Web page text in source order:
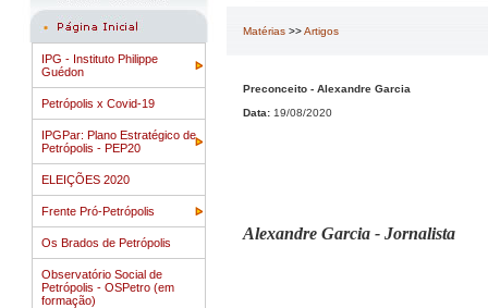
IPG - Instituto Philippe
Guédon
Petrópolis x Covid-19
IPGPar: Plano Estratégico de
Petrópolis - PEP20
ELEIÇÕES 2020
Frente Pró-Petrópolis
Os Brados de Petrópolis
Observatório Social de
Petrópolis - OSPetro (em
formação)
Matérias >>Artigos
Preconceito - Alexandre Garcia
Data: 19/08/2020
Alexandre Garcia - Jornalista